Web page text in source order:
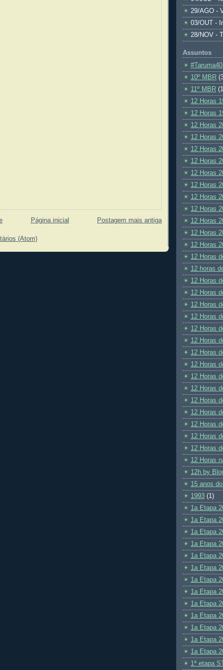
Postagem mais antiga
Página inicial
(Atom)
29/AGO -
03/OUT -
28/NOV -
Assuntos
#Taruma40
10º MBR
11º MBR
12 Horas
12 Horas
12 Horas
12 Horas
12 Horas
12 Horas
12 Horas
12 Horas
12 Horas
12 Horas
12 Horas
12 Horas
12 Horas
12 Horas
12 horas
12 Horas
12 Horas
12 Horas
12 Horas
12 Horas
12 Horas
12 Horas
12 Horas
12 Horas
12 Horas
12 Horas
12 Horas
12 Horas
12 Horas
12 Horas
12 Horas
12h by
15 anos
1993 (1)
1a Etapa
1a Etapa
1a Etapa
1a Etapa
1a Etapa
1a Etapa
1a Etapa
1a Etapa
1a Etapa
1a Etapa
1a Etapa
1a Etapa
1a Etapa
1ª etapa